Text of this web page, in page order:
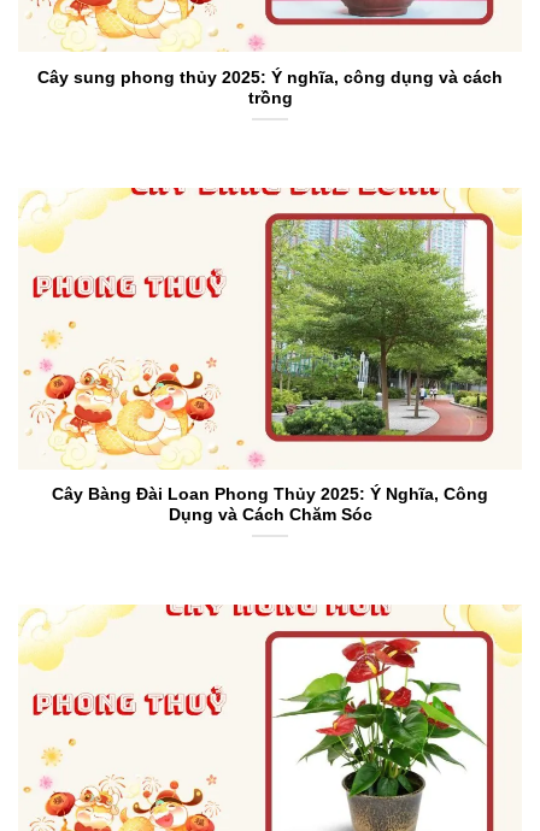
Cây sung phong thủy 2025: Ý nghĩa, công dụng và cách
trồng
Cây Bàng Đài Loan Phong Thủy 2025: Ý Nghĩa, Công
Dụng và Cách Chăm Sóc